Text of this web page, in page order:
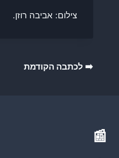
צילום: אביבה רוזן.
ניווט
➡️ לכתבה הקודמת
📰